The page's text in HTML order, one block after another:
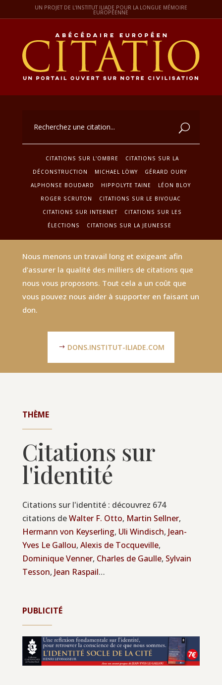
UN PROJET DE L'INSTITUT ILIADE POUR LA LONGUE MÉMOIRE
EUROPÉENNE
CITATIONS SUR L'OMBRE
CITATIONS SUR LA
DÉCONSTRUCTION
MICHAEL LÖWY
GÉRARD OURY
ALPHONSE BOUDARD
HIPPOLYTE TAINE
LÉON BLOY
ROGER SCRUTON
CITATIONS SUR LE BIVOUAC
CITATIONS SUR INTERNET
CITATIONS SUR LES
ÉLECTIONS
CITATIONS SUR LA JEUNESSE
Nous menons un travail long et exigeant afin
d'assurer la qualité des milliers de citations que
nous vous proposons. Tout cela a un coût que
vous pouvez nous aider à supporter en faisant un
don.
DONS.INSTITUT-ILIADE.COM
THÈME
Citations sur
l'identité
Citations sur l'identité : découvrez 674
citations deWalter F. Otto, Martin Sellner,
Hermann von Keyserling, Uli Windisch, Jean-
Yves Le Gallou, Alexis de Tocqueville,
Dominique Venner, Charles de Gaulle, Sylvain
Tesson, Jean Raspail…
PUBLICITÉ